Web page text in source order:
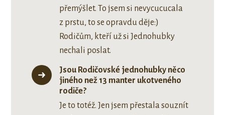
přemýšlet. To jsem si nevycucucala
z prstu, to se opravdu děje:)
Rodičům, kteří už si Jednohubky
nechali poslat.
Jsou Rodičovské jednohubky něco
jiného než 13 manter ukotveného
rodiče?
Je to totéž. Jen jsem přestala souznít